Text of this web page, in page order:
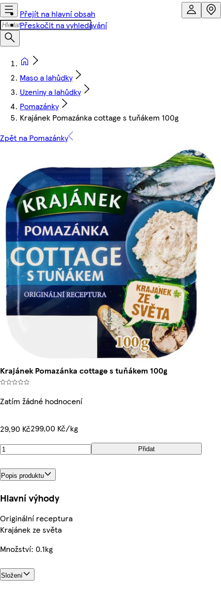
Přejít na hlavní obsah
Přeskočit na vyhledávání
Maso a lahůdky
Uzeniny a lahůdky
Pomazánky
Krajánek Pomazánka cottage s tuňákem 100g
Zpět na Pomazánky
Krajánek Pomazánka cottage s tuňákem 100g
Zatím žádné hodnocení
29,90 Kč299,00 Kč/kg
Přidat
Popis produktu
Hlavní výhody
Originální receptura
Krajánek ze světa
Množství: 0.1kg
Složení